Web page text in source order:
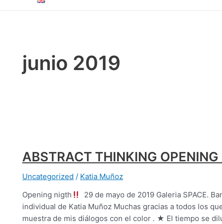
junio 2019
ABSTRACT THINKING
Uncategorized / Katia Muñoz
Opening nigth
29 de mayo de 2019 Galeria SPACE.
individual de Katia Muñoz Muchas gracias a todos los
muestra de mis diálogos con el color . ★ El tiempo se